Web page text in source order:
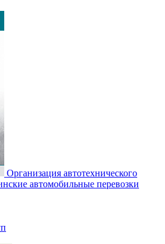
Организация автотехнического
автомобильные перевозки